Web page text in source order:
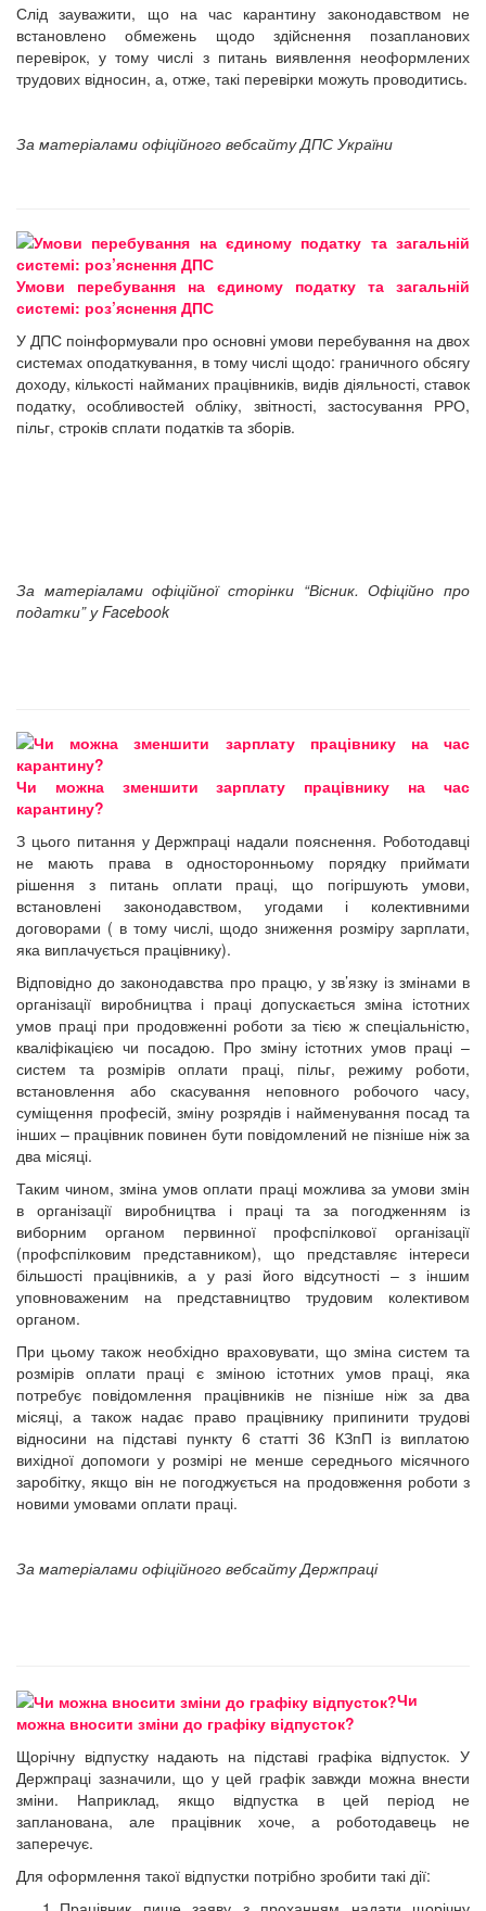
Слід зауважити, що на час карантину законодавством не
встановлено обмежень щодо здійснення позапланових
перевірок, у тому числі з питань виявлення неоформлених
трудових відносин, а, отже, такі перевірки можуть проводитись.
За матеріалами офіційного вебсайту ДПС України
Умови перебування на єдиному податку та загальній
системі: роз’яснення ДПС
У ДПС поінформували про основні умови перебування на двох
системах оподаткування, в тому числі щодо: граничного обсягу
доходу, кількості найманих працівників, видів діяльності, ставок
податку, особливостей обліку, звітності, застосування РРО,
пільг, строків сплати податків та зборів.
За матеріалами офіційної сторінки “Вісник. Офіційно про
податки” у Facebook
Чи можна зменшити зарплату працівнику на час
карантину?
З цього питання у Держпраці надали пояснення. Роботодавці
не мають права в односторонньому порядку приймати
рішення з питань оплати праці, що погіршують умови,
встановлені законодавством, угодами і колективними
договорами ( в тому числі, щодо зниження розміру зарплати,
яка виплачується працівнику).
Відповідно до законодавства про працю, у зв’язку із змінами в
організації виробництва і праці допускається зміна істотних
умов праці при продовженні роботи за тією ж спеціальністю,
кваліфікацією чи посадою. Про зміну істотних умов праці –
систем та розмірів оплати праці, пільг, режиму роботи,
встановлення або скасування неповного робочого часу,
суміщення професій, зміну розрядів і найменування посад та
інших – працівник повинен бути повідомлений не пізніше ніж за
два місяці.
Таким чином, зміна умов оплати праці можлива за умови змін
в організації виробництва і праці та за погодженням із
виборним органом первинної профспілкової організації
(профспілковим представником), що представляє інтереси
більшості працівників, а у разі його відсутності – з іншим
уповноваженим на представництво трудовим колективом
органом.
При цьому також необхідно враховувати, що зміна систем та
розмірів оплати праці є зміною істотних умов праці, яка
потребує повідомлення працівників не пізніше ніж за два
місяці, а також надає право працівнику припинити трудові
відносини на підставі пункту 6 статті 36 КЗпП із виплатою
вихідної допомоги у розмірі не менше середнього місячного
заробітку, якщо він не погоджується на продовження роботи з
новими умовами оплати праці.
За матеріалами офіційного вебсайту Держпраці
Чи
можна вносити зміни до графіку відпусток?
Щорічну відпустку надають на підставі графіка відпусток. У
Держпраці зазначили, що у цей графік завжди можна внести
зміни. Наприклад, якщо відпустка в цей період не
запланована, але працівник хоче, а роботодавець не
заперечує.
Для оформлення такої відпустки потрібно зробити такі дії: